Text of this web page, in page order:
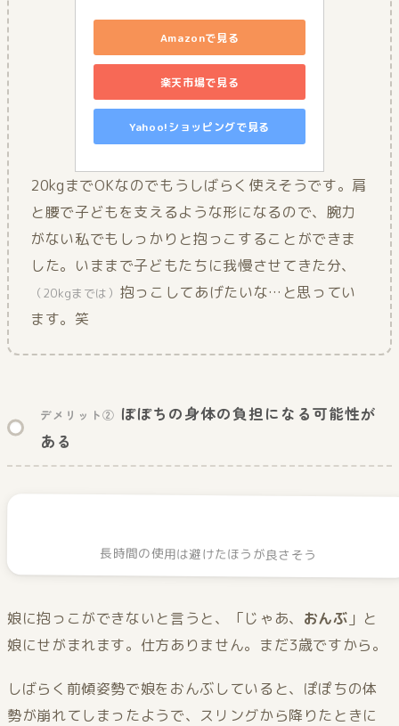
Amazonで見る
楽天市場で見る
Yahoo!ショッピングで見る
20kgまでOKなのでもうしばらく使えそうです。肩
と腰で子どもを支えるような形になるので、腕力
がない私でもしっかりと抱っこすることができま
した。いままで子どもたちに我慢させてきた分、
（20kgまでは） 抱っこしてあげたいな…と思ってい
ます。笑
デメリット② ぽぽちの身体の負担になる可能性が
ある
長時間の使用は避けたほうが良さそう
娘に抱っこができないと言うと、「じゃあ、 おんぶ 」と
娘にせがまれます。仕方ありません。まだ3歳ですから。
しばらく前傾姿勢で娘をおんぶしていると、ぽぽちの体
勢が崩れてしまったようで、スリングから降りたときに